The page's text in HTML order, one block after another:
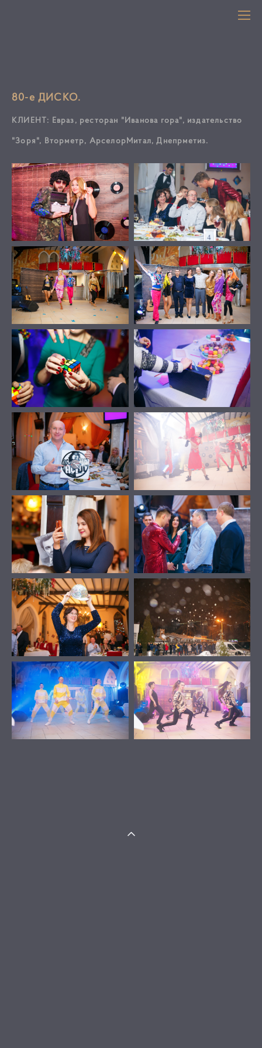
80-е ДИСКО.
КЛИЕНТ: Евраз, ресторан "Иванова гора", издательство
"Зоря", Вторметр, АрселорМитал, Днепрметиз.